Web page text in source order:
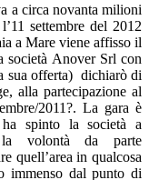
a circa novanta milioni
settembre del 2012
a Mare viene affisso il
società Anover Srl con
sua offerta) dichiarò di
alla partecipazione al
2011?. La gara è
spinto la società a
volontà da parte
quell’area in qualcosa
immenso dal punto di